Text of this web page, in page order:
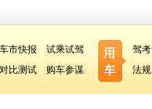
车市快报
试乘试驾
对比测试
购车参谋
驾考
法规